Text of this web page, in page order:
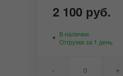
2 100 руб.
В наличии
Отгрузка за 1 день
- +